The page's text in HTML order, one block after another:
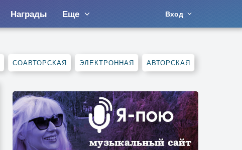
Награды Еще Вход
СОАВТОРСКАЯ ЭЛЕКТРОННАЯ АВТОРСКАЯ